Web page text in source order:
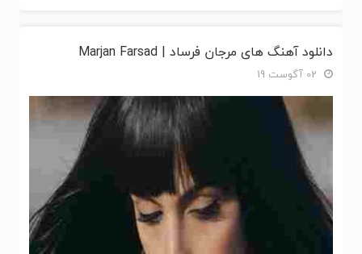
دانلود آهنگ های مرجان فرساد | Marjan Farsad